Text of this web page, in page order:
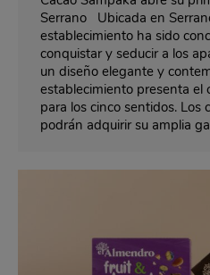
Serrano Ubicada en
establecimiento ha sido
conquistar y seducir a los
un diseño elegante y
establecimiento presenta el
para los cinco sentidos. Los
podrán adquirir su amplia